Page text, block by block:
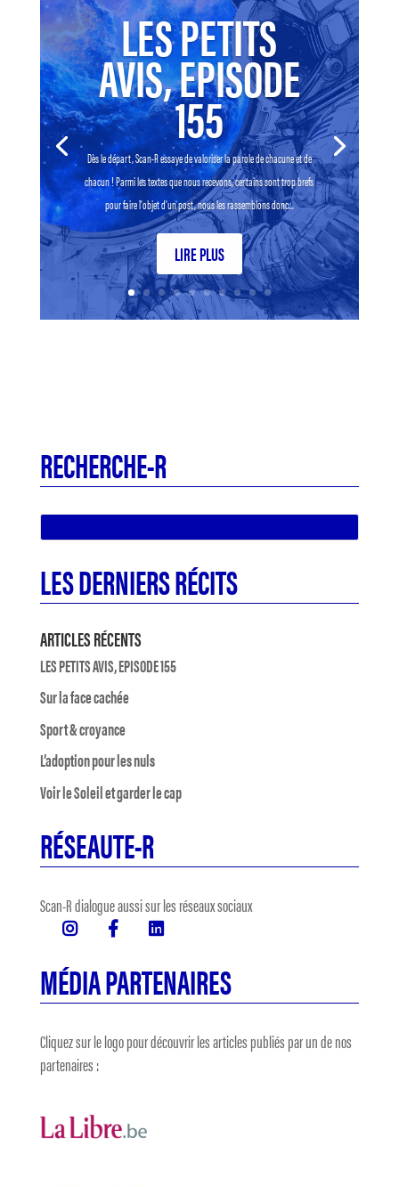
LES PETITS
AVIS, EPISODE
155
Dès le départ, Scan-R essaye de valoriser la parole de chacune et de
chacun ! Parmi les textes que nous recevons, certains sont trop brefs
pour faire l’objet d’un post, nous les rassemblons donc...
LIRE PLUS
RECHERCHE-R
LES DERNIERS RÉCITS
ARTICLES RÉCENTS
LES PETITS AVIS, EPISODE 155
Sur la face cachée
Sport & croyance
L’adoption pour les nuls
Voir le Soleil et garder le cap
RÉSEAUTE-R
Scan-R dialogue aussi sur les réseaux sociaux
MÉDIA PARTENAIRES
Cliquez sur le logo pour découvrir les articles publiés par un de nos
partenaires :